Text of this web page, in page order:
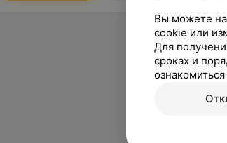
Вы можете
cookie или
Для
сроках и